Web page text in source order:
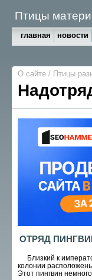
Птицы
главная новости
О сайте / Птицы
ОТРЯД
Близкий к
колонии
Этот пингвин